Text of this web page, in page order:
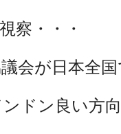
察・・・
会が日本全
ドン良い方